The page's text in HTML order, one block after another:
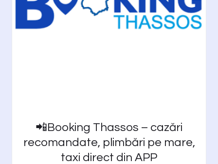
📲Booking Thassos – cazări
recomandate, plimbări pe mare,
taxi direct din APP